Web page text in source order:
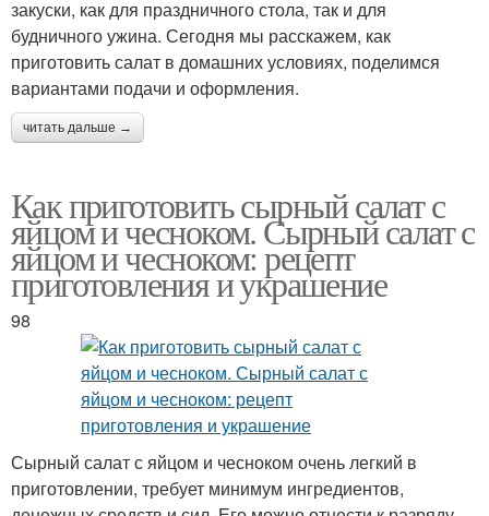
закуски, как для праздничного стола, так и для
будничного ужина. Сегодня мы расскажем, как
приготовить салат в домашних условиях, поделимся
вариантами подачи и оформления.
читать дальше →
Как приготовить сырный салат с
яйцом и чесноком. Сырный салат с
яйцом и чесноком: рецепт
приготовления и украшение
98
Сырный салат с яйцом и чесноком очень легкий в
приготовлении, требует минимум ингредиентов,